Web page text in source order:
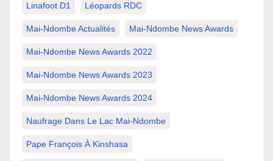
Linafoot D1 Léopards RDC
Mai-Ndombe Actualités Mai-Ndombe News Awards
Mai-Ndombe News Awards 2022
Mai-Ndombe News Awards 2023
Mai-Ndombe News Awards 2024
Naufrage Dans Le Lac Mai-Ndombe
Pape François À Kinshasa